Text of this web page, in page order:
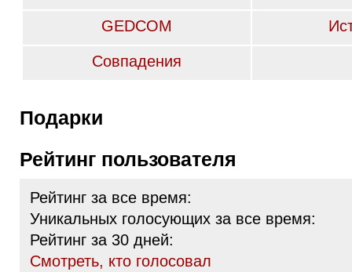
GEDCOM
Совпадения
Подарки
Рейтинг пользователя
Рейтинг за все время:
Уникальных голосующих за все время:
Рейтинг за 30 дней:
Cмотреть, кто голосовал